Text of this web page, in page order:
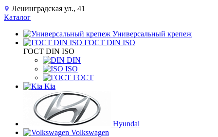
Ленинградская ул., 41
Каталог
Универсальный крепеж
ГОСТ DIN ISO
ГОСТ DIN ISO
DIN
ISO
ГОСТ
Kia
Hyundai
Volkswagen